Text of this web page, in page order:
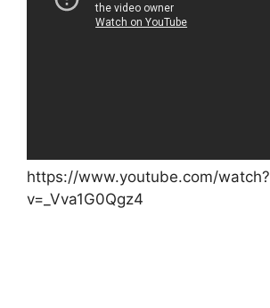
https://www.youtube.com/watch?
v=_Vva1G0Qgz4